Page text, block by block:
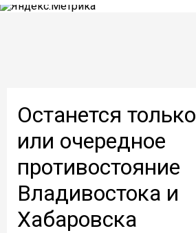
Останется
или очередное
противостояние
Владивостока и
Хабаровска